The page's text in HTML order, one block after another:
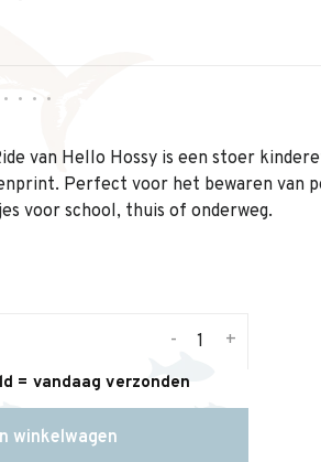
• • • •
van Hello Hossy is een stoer
Perfect voor het bewaren van
voor school, thuis of onderweg.
+
-
= vandaag verzonden
winkelwagen